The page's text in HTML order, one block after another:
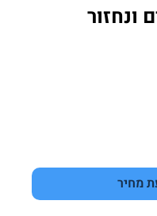
ונחזור
מחיר